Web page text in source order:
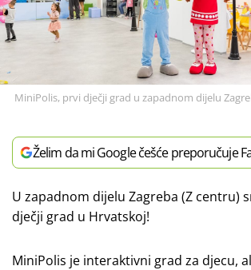
MiniPolis, prvi dječji grad u zapadnom dijelu
Želim da mi Google češće preporučuje
U zapadnom dijelu Zagreba (Z centru)
dječji grad u Hrvatskoj!
MiniPolis je interaktivni grad za djecu,